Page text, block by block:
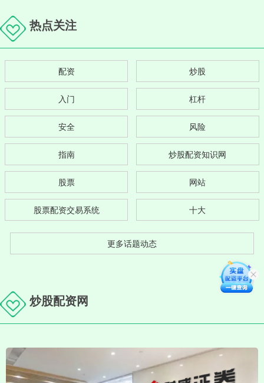
热点关注
配资 炒股
入门 杠杆
安全 风险
指南 炒股配资知识网
股票 网站
股票配资交易系统 十大
更多话题动态
炒股配资网